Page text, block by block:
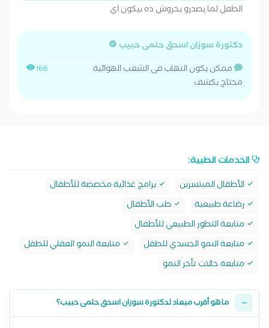
الطفل لما يصدرو يخروش ده بيكون اي
دكتورة سوزان اسحق حلمى حبيب
166
ممكن يكون التهاب فى الشعب الهوائية
محتاج يكشف
الخدمات الطبية:
الأطفال المبتسرين
برامج غذائية مخصصة للأطفال
رضاعة طبيعية
طب الأطفال
متابعة التطور الطبيعي للأطفال
متابعة النمو الجسدي للطفل
متابعة النمو العقلي للطفل
متابعة حالات تأخر النمو
ما هو أقرب ميعاد لدكتورة سوزان اسحق حلمى حبيب؟